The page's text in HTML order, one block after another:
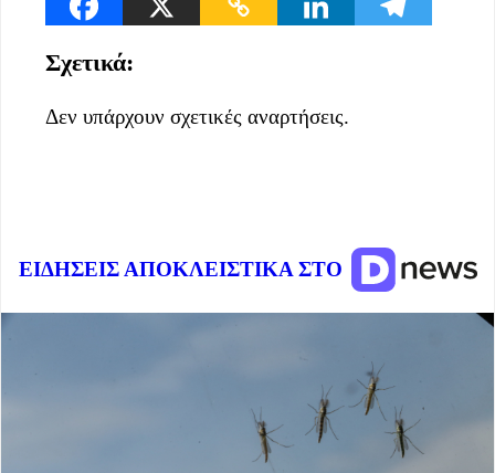
Σχετικά:
Δεν υπάρχουν σχετικές αναρτήσεις.
ΕΙΔΗΣΕΙΣ ΑΠΟΚΛΕΙΣΤΙΚΑ ΣΤΟ